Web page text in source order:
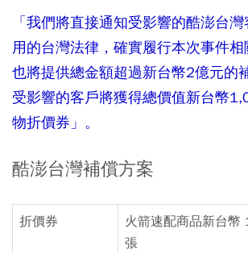
「我們將直接通知受影響的酷澎台
用的台灣法律，確實履行本次事件相
也將提供總金額超過新台幣2億元的
受影響的客戶將獲得總價值新台幣
物折價券」。
酷澎台灣補償方案
折價券
火箭速配商品新台幣
張